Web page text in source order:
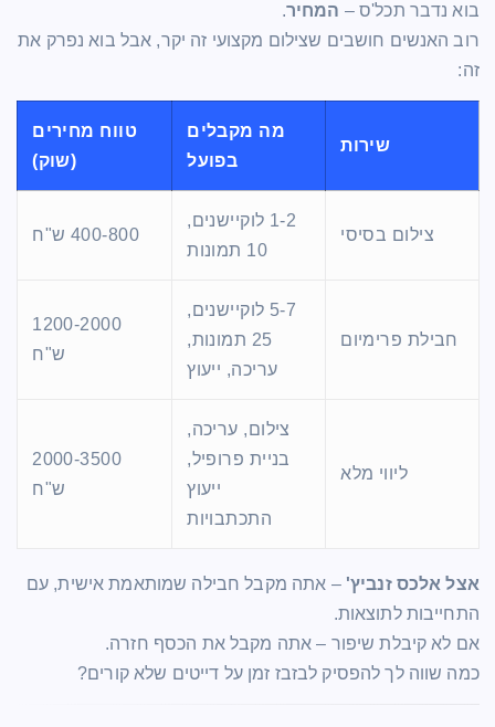
בוא נדבר תכל'ס – המחיר.
רוב האנשים חושבים שצילום מקצועי זה יקר, אבל בוא נפרק את
זה:
שירות
מה מקבלים
בפועל
טווח מחירים
(שוק)
צילום בסיסי
1-2 לוקיישנים,
10 תמונות
400-800 ש"ח
חבילת פרימיום
5-7 לוקיישנים,
25 תמונות,
עריכה, ייעוץ
1200-2000
ש"ח
ליווי מלא
צילום, עריכה,
בניית פרופיל,
ייעוץ
התכתבויות
2000-3500
ש"ח
אצל אלכס זנביץ' – אתה מקבל חבילה שמותאמת אישית, עם
התחייבות לתוצאות.
אם לא קיבלת שיפור – אתה מקבל את הכסף חזרה.
כמה שווה לך להפסיק לבזבז זמן על דייטים שלא קורים?